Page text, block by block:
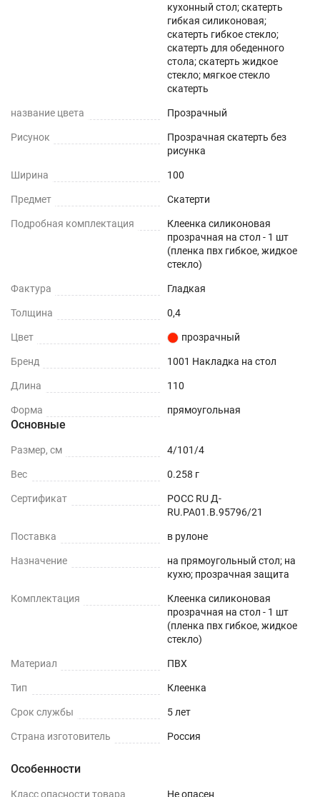
Клеенка на стол на кухню имеет стопроцентную
прозрачность, что подчеркнет красоту вашего
стола, она не скользит , обладает высокой
прочностью, не деформируется от горячей
свойства и стойкость к жировым загрязнениям
долгие годы (срок использования более 5 лет),
Прочность - защищает любую поверхность от
царапин и потертостей.
Влагоотталкивающая поверхность - не
впитывает влагу и устойчива к
Шумоподавление - снижает стук от посуды.
Прозрачность – подчеркнет дизайн вашей
до +70 (зависит от толщины)
Простота - не требует стирки и обслуживания.
Гибкость - можно свернуть для хранения и
затем вновь разложить.
эксплуатации более 10 лет.
Использование скатерти из прозрачного ПВХ
сохранит красоту вашей мебели и облегчит
уборку после шумного праздника. Простота
ухода, поразит Вас с первых дней и станет
красоту и элегантность дизайна вашего дома.
Пленка незаменима для гостиной и поможет
создать стильный и уютный интерьер и станет
подарок маме, жене на день рождения,8 марта,
день влюбленных, новый год.
кухонный стол; скатерть
гибкая силиконовая;
скатерть гибкое стекло;
скатерть для обеденного
стола; скатерть жидкое
стекло; мягкое стекло
скатерть
название цвета Прозрачный
Рисунок
Прозрачная скатерть без
рисунка
Ширина 100
Предмет Скатерти
Подробная комплектация
Клеенка силиконовая
прозрачная на стол - 1 шт
(пленка пвх гибкое, жидкое
стекло)
Фактура Гладкая
Толщина 0,4
Цвет прозрачный
Бренд 1001 Накладка на стол
Длина 110
Форма прямоугольная
Основные
Размер, см 4/101/4
Вес 0.258 г
Сертификат
РОСС RU Д-
RU.РА01.В.95796/21
Поставка в рулоне
Назначение
на прямоугольный стол; на
кухю; прозрачная защита
Комплектация
Клеенка силиконовая
прозрачная на стол - 1 шт
(пленка пвх гибкое, жидкое
стекло)
Материал ПВХ
Тип Клеенка
Срок службы 5 лет
Страна изготовитель Россия
Особенности
Класс опасности товара Не опасен